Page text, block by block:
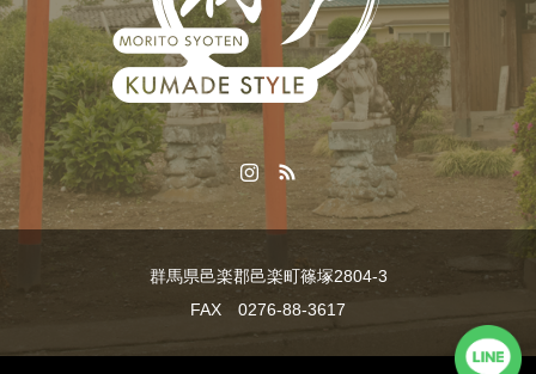
群馬県邑楽郡邑楽町篠塚2804-3
FAX 0276-88-3617